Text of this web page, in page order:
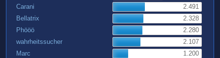
Carani
2.491
Bellatrix
2.328
Phööö
2.280
wahrheitssucher
2.107
Marc
1.200